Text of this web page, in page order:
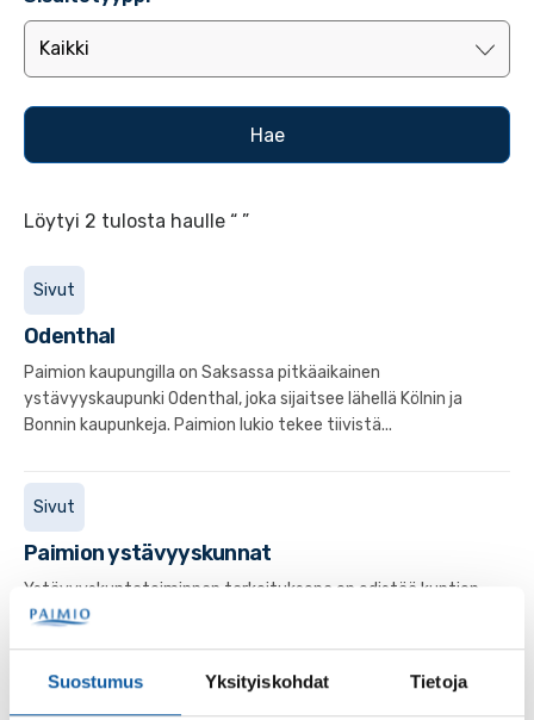
Suostumus Yksityiskohdat Tietoja
Löytyi 2 tulosta haulle “ ”
Sivut
Odenthal
Paimion kaupungilla on Saksassa pitkäaikainen
ystävyyskaupunki Odenthal, joka sijaitsee lähellä Kölnin ja
Bonnin kaupunkeja. Paimion lukio tekee tiivistä...
Sivut
Paimion ystävyyskunnat
Ystävyyskuntatoiminnan tarkoituksena on edistää kuntien
välistä yhteistyötä (mm. kulttuurivaihtoa,